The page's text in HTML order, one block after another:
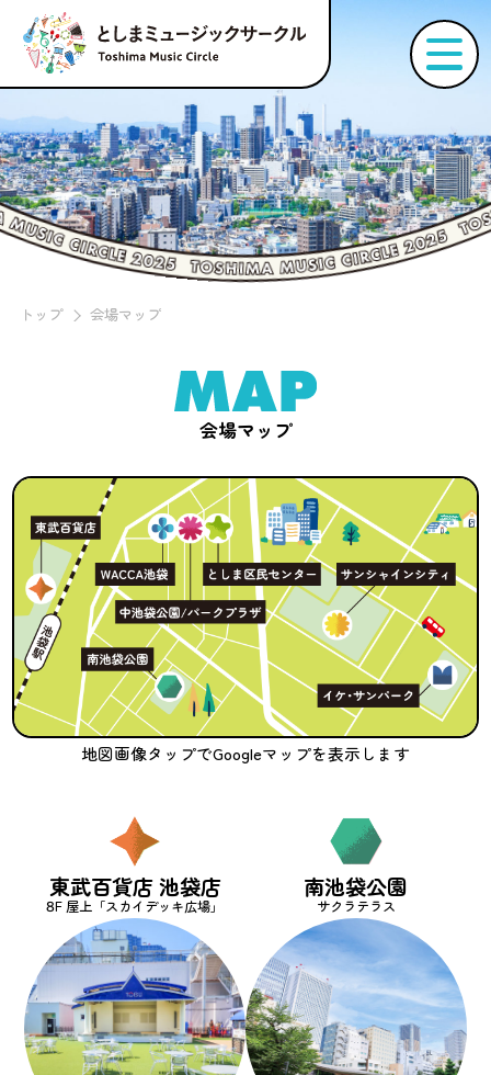
トップ 会場マップ
会場マップ
地図画像タップでGoogleマップを表示します
東武百貨店 池袋店
8F 屋上「スカイデッキ広場」
南池袋公園
サクラテラス